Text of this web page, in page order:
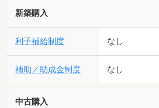
新築購入
利子補給制度 なし
補助／助成金制度 なし
中古購入